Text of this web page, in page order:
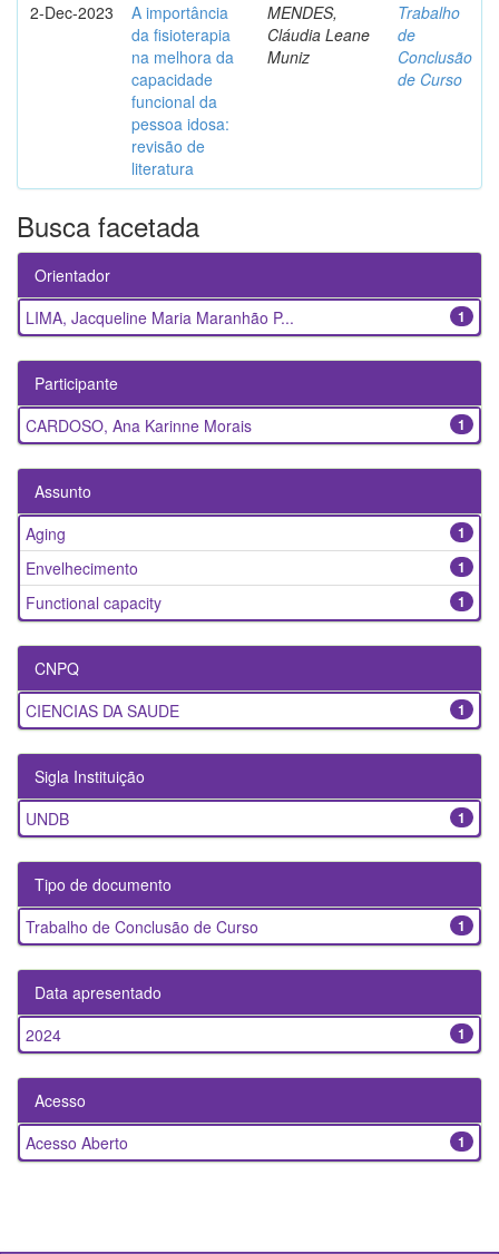
2-Dec-2023
A importância
da fisioterapia
na melhora da
capacidade
funcional da
pessoa idosa:
revisão de
literatura
MENDES,
Cláudia Leane
Muniz
Trabalho
de
Conclusão
de Curso
Busca facetada
Orientador
1
LIMA, Jacqueline Maria Maranhão P...
Participante
1
CARDOSO, Ana Karinne Morais
Assunto
1
Aging
1
Envelhecimento
1
Functional capacity
CNPQ
1
CIENCIAS DA SAUDE
Sigla Instituição
1
UNDB
Tipo de documento
1
Trabalho de Conclusão de Curso
Data apresentado
1
2024
Acesso
1
Acesso Aberto